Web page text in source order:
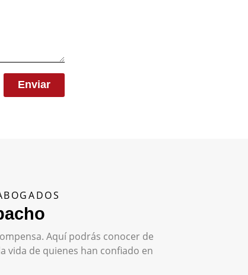
Enviar
Aquí podrás conocer de
vida de quienes han confiado en